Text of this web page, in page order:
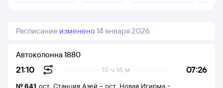
Расписание изменено 14 января 2026
21:10 07:26
10 ч 16 м
Автоколонна 1880
№641 ост. Станция Азей – ост. Новая Игирма -